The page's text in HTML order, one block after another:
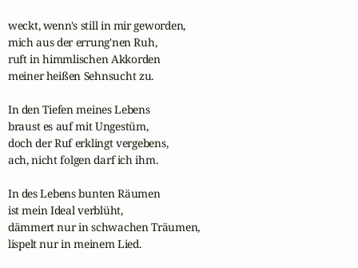
weckt, wenn's still in mir geworden,
mich aus der errung'nen Ruh,
ruft in himmlischen Akkorden
meiner heißen Sehnsucht zu.
In den Tiefen meines Lebens
braust es auf mit Ungestüm,
doch der Ruf erklingt vergebens,
ach, nicht folgen darf ich ihm.
In des Lebens bunten Räumen
ist mein Ideal verblüht,
dämmert nur in schwachen Träumen,
lispelt nur in meinem Lied.